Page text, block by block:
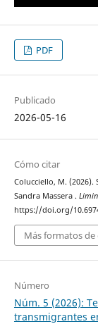
PDF
Publicado
2026-05-16
Cómo citar
Colucciello, M.
Sandra Massera .
https://doi.org/
Más formatos de
Número
Núm. 5 (2026):
transmigrantes